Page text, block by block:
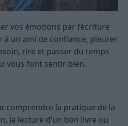
vos émotions par l’écriture
à un ami de confiance, pleurer
rire et passer du temps
vous font sentir bien.
comprendre la pratique de la
la lecture d’un bon livre ou